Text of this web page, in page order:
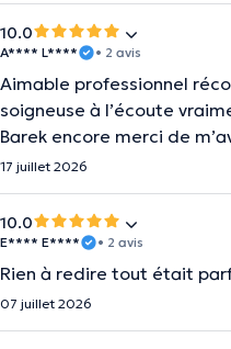
10.0
A**** L**** • 2 avis
Aimable professionnel
soigneuse à l’écoute
Barek encore merci de
17 juillet 2026
10.0
E**** E**** • 2 avis
Rien à redire tout était
07 juillet 2026